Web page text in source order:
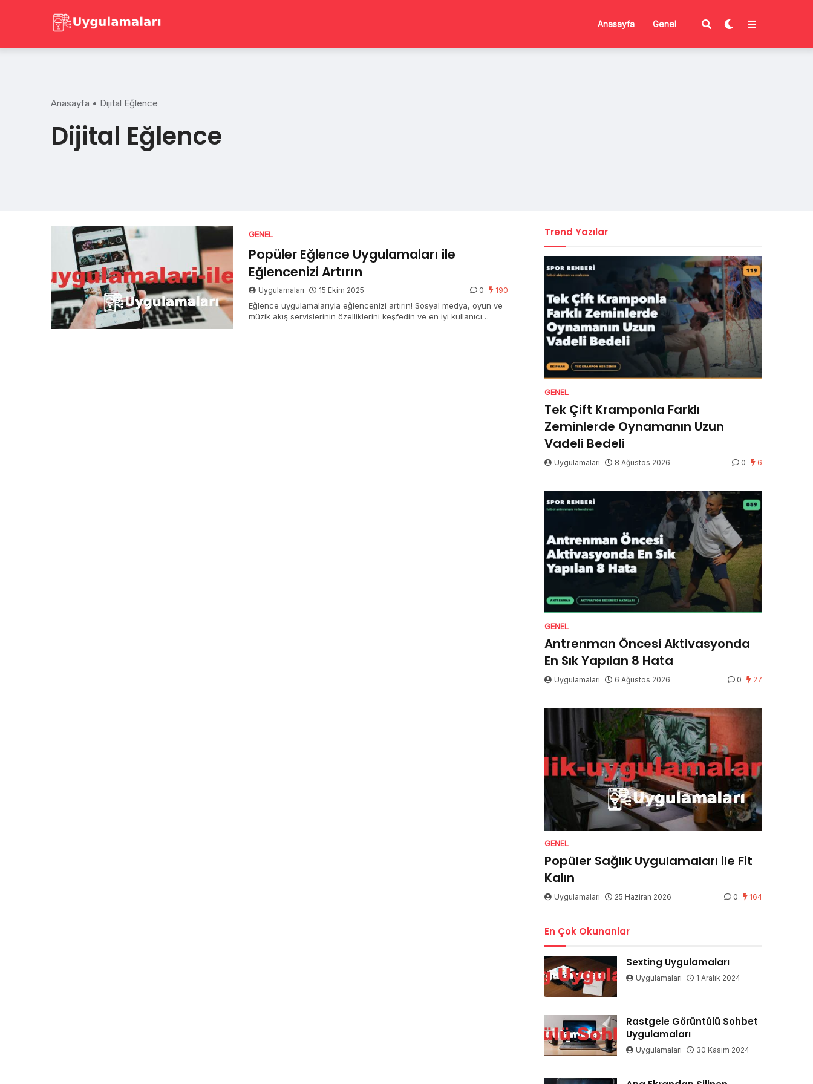
Anasayfa Genel
Anasayfa • Dijital Eğlence
Dijital Eğlence
GENEL
Popüler Eğlence Uygulamaları ile
Eğlencenizi Artırın
Uygulamaları 15 Ekim 2025 0 190
Eğlence uygulamalarıyla eğlencenizi artırın! Sosyal medya, oyun ve
müzik akış servislerinin özelliklerini keşfedin ve en iyi kullanıcı
Trend Yazılar
GENEL
Tek Çift Kramponla Farklı
Zeminlerde Oynamanın Uzun
Vadeli Bedeli
Uygulamaları 8 Ağustos 2026 0 6
GENEL
Antrenman Öncesi Aktivasyonda
En Sık Yapılan 8 Hata
Uygulamaları 6 Ağustos 2026 0 27
GENEL
Popüler Sağlık Uygulamaları ile Fit
Kalın
Uygulamaları 25 Haziran 2026 0 164
En Çok Okunanlar
Sexting Uygulamaları
Uygulamaları 1 Aralık 2024
Rastgele Görüntülü Sohbet
Uygulamaları
Uygulamaları 30 Kasım 2024